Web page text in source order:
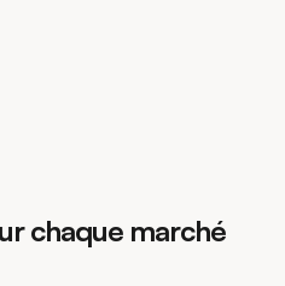
chaque marché